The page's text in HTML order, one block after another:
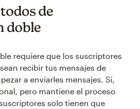
de
doble
requiere que los suscriptores
recibir tus mensajes de
a enviarles mensajes. Sí,
pero mantiene el proceso
solo tienen que